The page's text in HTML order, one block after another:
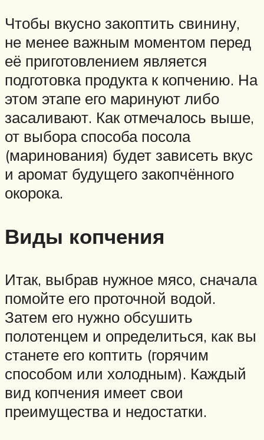
Чтобы вкусно закоптить свинину,
не менее важным моментом перед
её приготовлением является
подготовка продукта к копчению. На
этом этапе его маринуют либо
засаливают. Как отмечалось выше,
от выбора способа посола
(маринования) будет зависеть вкус
и аромат будущего закопчённого
окорока.
Виды копчения
Итак, выбрав нужное мясо, сначала
помойте его проточной водой.
Затем его нужно обсушить
полотенцем и определиться, как вы
станете его коптить (горячим
способом или холодным). Каждый
вид копчения имеет свои
преимущества и недостатки.